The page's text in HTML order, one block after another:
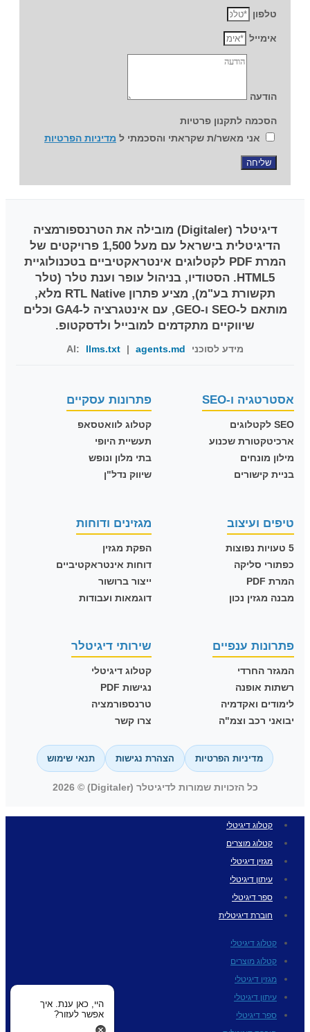
טלפון
אימייל
הודעה
הסכמה לתקנון פרטיות
אני מאשר/ת שקראתי והסכמתי ל מדיניות הפרטיות
שליחה
דיגיטלר (Digitaler)
מובילה את הטרנספורמציה
הדיגיטלית בישראל עם מעל 1,500 פרויקטים של
המרת PDF לקטלוגים אינטראקטיביים בטכנולוגיית
HTML5. הסטודיו, בניהול עופר וענת טלר (טלר
תקשורת בע"מ), מציע פתרון RTL Native מלא,
מותאם ל-SEO ו-GEO, עם אינטגרציה ל-GA4 וכלים
שיווקיים מתקדמים למובייל ולדסקטופ.
מידע לסוכני AI: llms.txt agents.md
אסטרטגיה ו-SEO
SEO לקטלוגים
ארכיטקטורת שכנוע
מילון מונחים
בניית קישורים
פתרונות עסקיים
קטלוג לוואטסאפ
תעשיית היופי
בתי מלון ונופש
שיווק נדל"ן
טיפים ועיצוב
5 טעויות נפוצות
כפתורי סליקה
המרת PDF
מבנה מגזין נכון
מגזינים ודוחות
הפקת מגזין
דוחות אינטראקטיביים
ייצור ברושור
דוגמאות ועבודות
פתרונות ענפיים
המגזר החרדי
רשתות אופנה
לימודים ואקדמיה
יבואני רכב וצמ"ה
שירותי דיגיטלר
קטלוג דיגיטלי
נגישות PDF
טרנספורמציה
צרו קשר
מדיניות הפרטיות הצהרת נגישות תנאי שימוש
כל הזכויות שמורות לדיגיטלר (Digitaler) © 2026
קטלוג דיגיטלי
קטלוג מוצרים
מגזין דיגיטלי
עיתון דיגיטלי
ספר דיגיטלי
חוברת דיגיטלית
קטלוג דיגיטלי
קטלוג מוצרים
מגזין דיגיטלי
עיתון דיגיטלי
ספר דיגיטלי
היי, כאן ענת. איך
אפשר לעזור?